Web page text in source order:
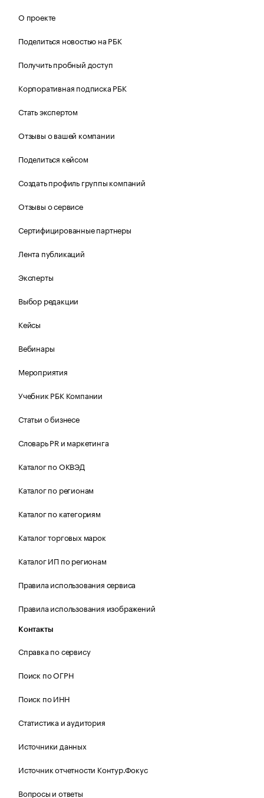
О проекте
Поделиться новостью на РБК
Получить пробный доступ
Корпоративная подписка РБК
Стать экспертом
Отзывы о вашей компании
Поделиться кейсом
Создать профиль группы компаний
Отзывы о сервисе
Сертифицированные партнеры
Лента публикаций
Эксперты
Выбор редакции
Кейсы
Вебинары
Мероприятия
Учебник РБК Компании
Статьи о бизнесе
Словарь PR и маркетинга
Каталог по ОКВЭД
Каталог по регионам
Каталог по категориям
Каталог торговых марок
Каталог ИП по регионам
Правила использования сервиса
Правила использования изображений
Контакты
Справка по сервису
Поиск по ОГРН
Поиск по ИНН
Статистика и аудитория
Источники данных
Источник отчетности Контур.Фокус
Вопросы и ответы